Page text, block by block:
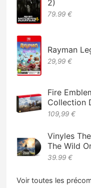
2)
79.99 €
Rayman
29,99 €
Fire
Collection
109,99 €
Vinyles
The Wild
39.99 €
Voir toutes les